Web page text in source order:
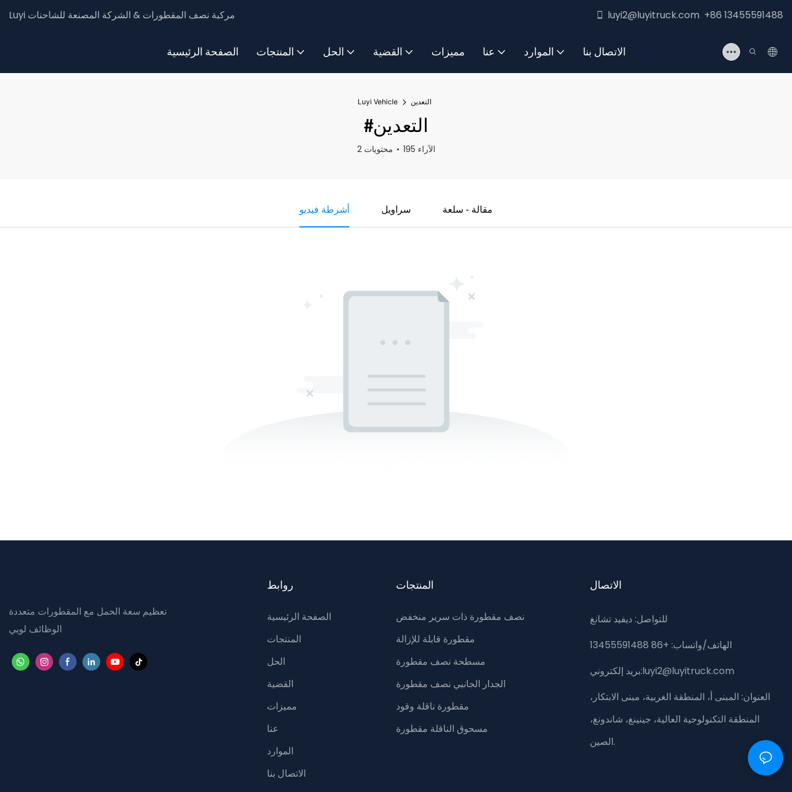
Luyi مركبة نصف المقطورات & الشركة المصنعة للشاحنات luyi2@luyitruck.com +86 13455591488
الصفحة الرئيسية المنتجات الحل القضية مميزات عنا الموارد الاتصال بنا
Luyi Vehicle التعدين
#التعدين
2 محتويات 195 الآراء
أشرطة فيديو سراويل مقالة - سلعة
تعظيم سعة الحمل مع المقطورات متعددة
الوظائف لويي
روابط
الصفحة الرئيسية
المنتجات
الحل
القضية
مميزات
عنا
الموارد
الاتصال بنا
المنتجات
نصف مقطورة ذات سرير منخفض
مقطورة قابلة للإزالة
مسطحة نصف مقطورة
الجدار الجانبي نصف مقطورة
مقطورة ناقلة وقود
مسحوق الناقلة مقطورة
الاتصال
للتواصل: ديفيد تشانغ
الهاتف/واتساب: +86 13455591488
بريد إلكتروني:luyi2@luyitruck.com
العنوان: المبنى أ، المنطقة الغربية، مبنى الابتكار،
المنطقة التكنولوجية العالية، جينينغ، شاندونغ،
الصين.